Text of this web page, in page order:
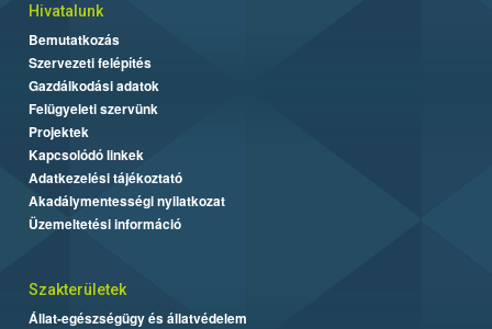
Hivatalunk
Bemutatkozás
Szervezeti felépítés
Gazdálkodási adatok
Felügyeleti szervünk
Projektek
Kapcsolódó linkek
Adatkezelési tájékoztató
Akadálymentességi nyilatkozat
Üzemeltetési információ
Szakterületek
Állat-egészségügy és állatvédelem